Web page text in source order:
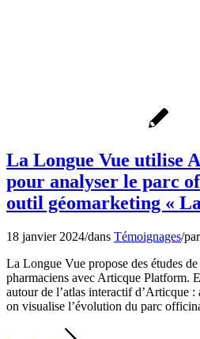
La Longue Vue utilise
pour analyser le parc
outil géomarketing «
18 janvier 2024/dans Témoignages/par
La Longue Vue propose des études
pharmaciens avec Articque Platform.
autour de l’atlas interactif d’Articque
on visualise l’évolution du parc